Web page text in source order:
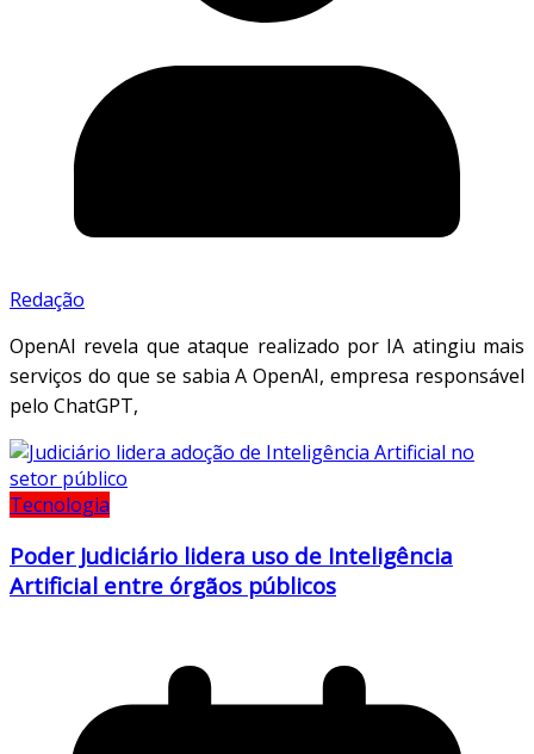
Redação
OpenAI revela que ataque realizado por IA atingiu mais
serviços do que se sabia A OpenAI, empresa responsável
pelo ChatGPT,
Tecnologia
Poder Judiciário lidera uso de Inteligência
Artificial entre órgãos públicos